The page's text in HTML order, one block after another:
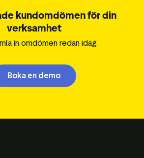
kundomdömen för din
verksamhet
in omdömen redan idag
Boka en demo